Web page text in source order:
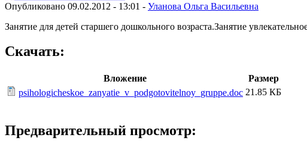
Опубликовано 09.02.2012 - 13:01 - Уланова Ольга Васильевна
Занятие для детей старшего дошкольного возраста.Занятие
Скачать:
Вложение
Размер
psihologicheskoe_zanyatie_v_podgotovitelnoy_gruppe.doc 21.85 КБ
Предварительный просмотр: